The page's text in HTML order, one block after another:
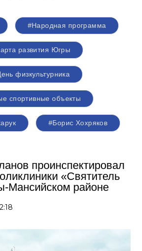
#Народная программа
развития Югры
физкультурника
спортивные объекты
#Борис Хохряков
проинспектировал
«Святитель
Мансийском районе